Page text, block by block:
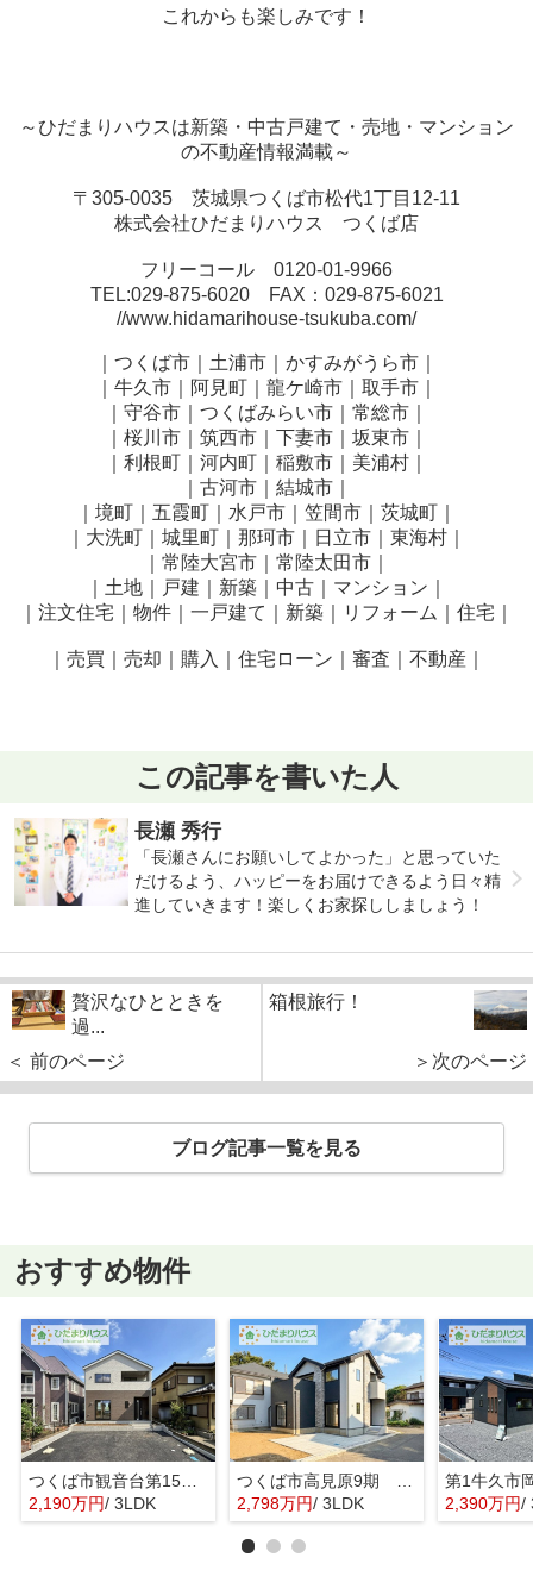
これからも楽しみです！
～ひだまりハウスは新築・中古戸建て・売地・マンション
の不動産情報満載～
〒305-0035 茨城県つくば市松代1丁目12-11
株式会社ひだまりハウス つくば店
フリーコール 0120-01-9966
TEL:029-875-6020 FAX：029-875-6021
//www.hidamarihouse-tsukuba.com/
｜つくば市｜土浦市｜かすみがうら市｜
｜牛久市｜阿見町｜龍ケ崎市｜取手市｜
｜守谷市｜つくばみらい市｜常総市｜
｜桜川市｜筑西市｜下妻市｜坂東市｜
｜利根町｜河内町｜稲敷市｜美浦村｜
｜古河市｜結城市｜
｜境町｜五霞町｜水戸市｜笠間市｜茨城町｜
｜大洗町｜城里町｜那珂市｜日立市｜東海村｜
｜常陸大宮市｜常陸太田市｜
｜土地｜戸建｜新築｜中古｜マンション｜
｜注文住宅｜物件｜一戸建て｜新築｜リフォーム｜住宅｜
｜売買｜売却｜購入｜住宅ローン｜審査｜不動産｜
この記事を書いた人
長瀬 秀行
「長瀬さんにお願いしてよかった」と思っていた
だけるよう、ハッピーをお届けできるよう日々精
進していきます！楽しくお家探ししましょう！
贅沢なひとときを
過...
＜ 前のページ
箱根旅行！
＞次のページ
ブログ記事一覧を見る
おすすめ物件
つくば市観音台第15 新築戸建
2,190万円/ 3LDK
2,798万円/ 3LDK 2,390万円/